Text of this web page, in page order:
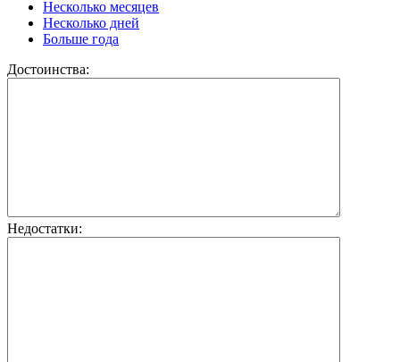
Несколько месяцев
Несколько дней
Больше года
Достоинства:
Недостатки: